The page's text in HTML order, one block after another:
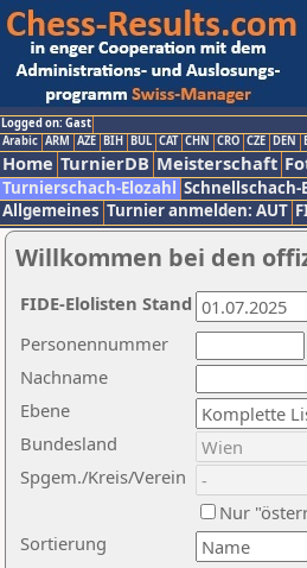
Logged on: Gast
Arabic ARM AZE BIH BUL CAT CHN CRO CZE DEN
Home TurnierDB Meisterschaft
Turnierschach-Elozahl Schnellschach-
Allgemeines Turnier anmelden: AUT
Willkommen bei den
Nachname
Ebene
Sortierung
Personennummer
Bundesland
Spgem./Kreis/Verein
Nur
FIDE-Elolisten Stand